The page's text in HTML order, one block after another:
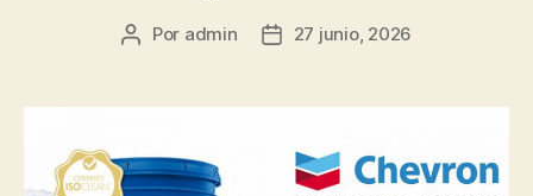
Autor
publicación
Por admin
Fecha
publicación
27 junio, 2026